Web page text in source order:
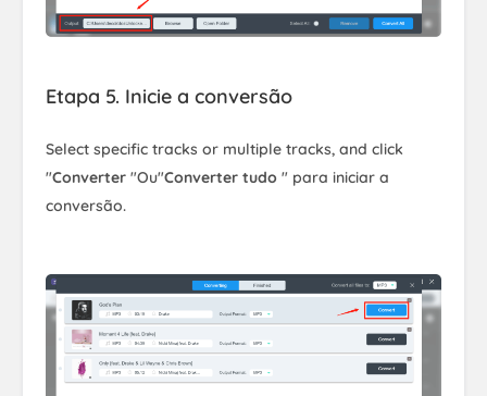
Etapa 5. Inicie a conversão
Select specific tracks or multiple tracks, and click
"Converter "Ou"Converter tudo " para iniciar a
conversão.